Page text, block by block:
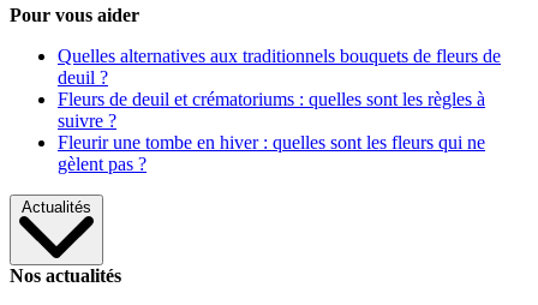
Pour vous aider
Quelles alternatives aux traditionnels bouquets de fleurs de
deuil ?
Fleurs de deuil et crématoriums : quelles sont les règles à
suivre ?
Fleurir une tombe en hiver : quelles sont les fleurs qui ne
gèlent pas ?
Actualités
Nos actualités